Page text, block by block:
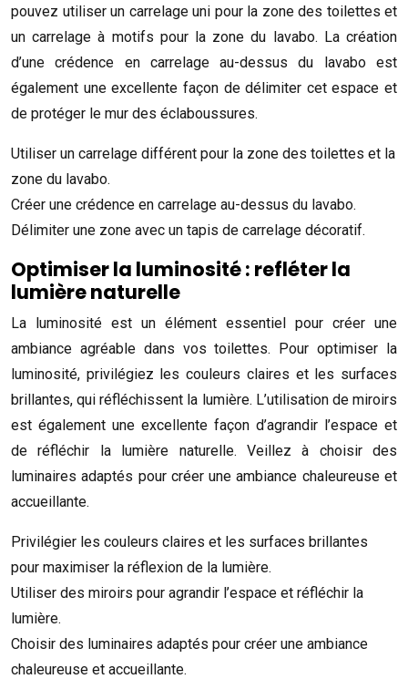
pouvez utiliser un carrelage uni pour la zone des toilettes et
un carrelage à motifs pour la zone du lavabo. La création
d’une crédence en carrelage au-dessus du lavabo est
également une excellente façon de délimiter cet espace et
de protéger le mur des éclaboussures.
Utiliser un carrelage différent pour la zone des toilettes et la
zone du lavabo.
Créer une crédence en carrelage au-dessus du lavabo.
Délimiter une zone avec un tapis de carrelage décoratif.
Optimiser la luminosité : refléter la
lumière naturelle
La luminosité est un élément essentiel pour créer une
ambiance agréable dans vos toilettes. Pour optimiser la
luminosité, privilégiez les couleurs claires et les surfaces
brillantes, qui réfléchissent la lumière. L’utilisation de miroirs
est également une excellente façon d’agrandir l’espace et
de réfléchir la lumière naturelle. Veillez à choisir des
luminaires adaptés pour créer une ambiance chaleureuse et
accueillante.
Privilégier les couleurs claires et les surfaces brillantes
pour maximiser la réflexion de la lumière.
Utiliser des miroirs pour agrandir l’espace et réfléchir la
lumière.
Choisir des luminaires adaptés pour créer une ambiance
chaleureuse et accueillante.